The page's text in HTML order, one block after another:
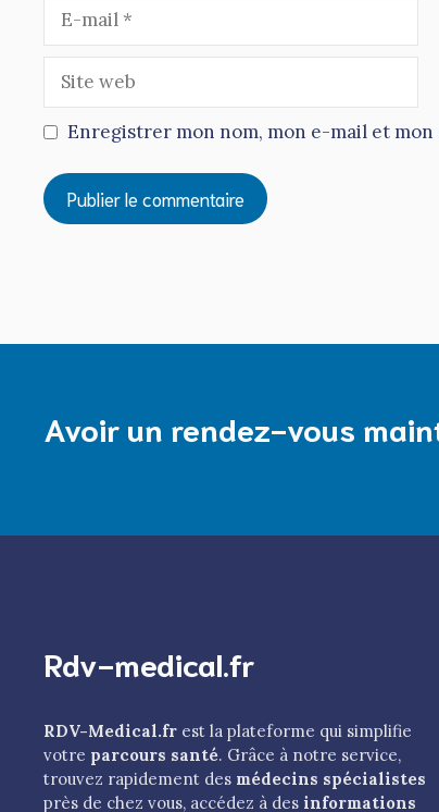
mail
web
Enregistrer mon nom, mon e-mail et
Avoir un rendez-vous
Rdv-medical.fr
RDV-Medical.fr est la plateforme qui simplifie
votre parcours santé. Grâce à notre service,
trouvez rapidement des médecins spécialistes
près de chez vous, accédez à des informations